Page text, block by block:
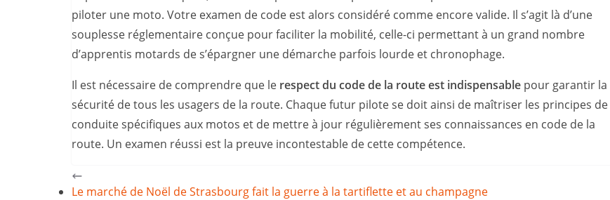
piloter une moto. Votre examen de code est alors considéré comme encore valide. Il s’agit là d’une
souplesse réglementaire conçue pour faciliter la mobilité, celle-ci permettant à un grand nombre
d’apprentis motards de s’épargner une démarche parfois lourde et chronophage.
Il est nécessaire de comprendre que le respect du code de la route est indispensable pour garantir la
sécurité de tous les usagers de la route. Chaque futur pilote se doit ainsi de maîtriser les principes de
conduite spécifiques aux motos et de mettre à jour régulièrement ses connaissances en code de la
route. Un examen réussi est la preuve incontestable de cette compétence.
Le marché de Noël de Strasbourg fait la guerre à la tartiflette et au champagne